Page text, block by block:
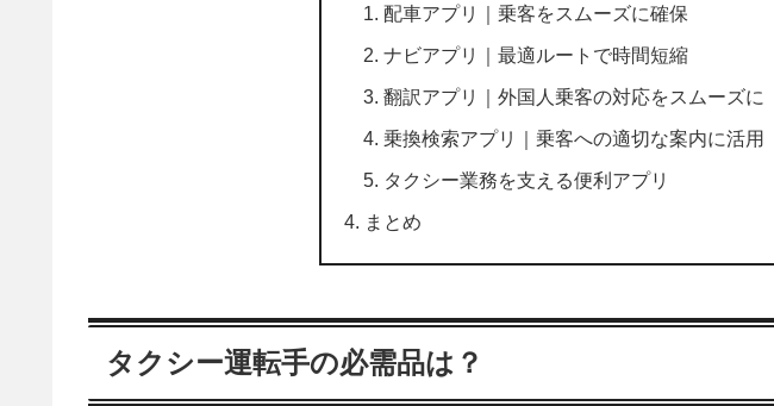
配車アプリ｜乗客をスムーズに確保
ナビアプリ｜最適ルートで時間短縮
翻訳アプリ｜外国人乗客の対応をスムーズに
乗換検索アプリ｜乗客への適切な案内に活用
タクシー業務を支える便利アプリ
まとめ
タクシー運転手の必需品は？